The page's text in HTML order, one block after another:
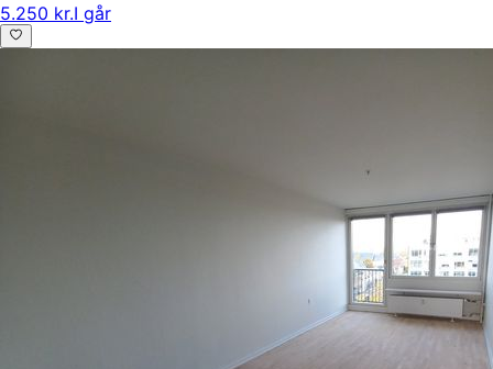
5.250 kr.I går